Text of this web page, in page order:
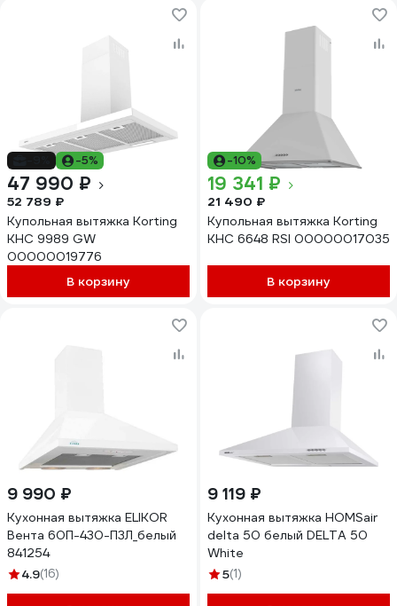
-5%
47 990 ₽
52 789 ₽
Купольная вытяжка Korting
KHC 9989 GW
00000019776
В корзину
-10%
19 341 ₽
21 490 ₽
Купольная вытяжка Korting
KHC 6648 RSI 00000017035
В корзину
9 990 ₽
Кухонная вытяжка ELIKOR
Вента 60П-430-П3Л_белый
841254
4.9(16)
9 119 ₽
Кухонная вытяжка HOMSair
delta 50 белый DELTA 50
White
5(1)